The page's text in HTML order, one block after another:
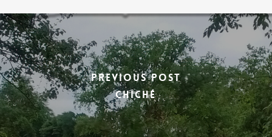
Previous Post
chiché